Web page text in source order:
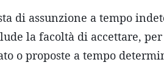
di assunzione a tempo
la facoltà di accettare,
o proposte a tempo